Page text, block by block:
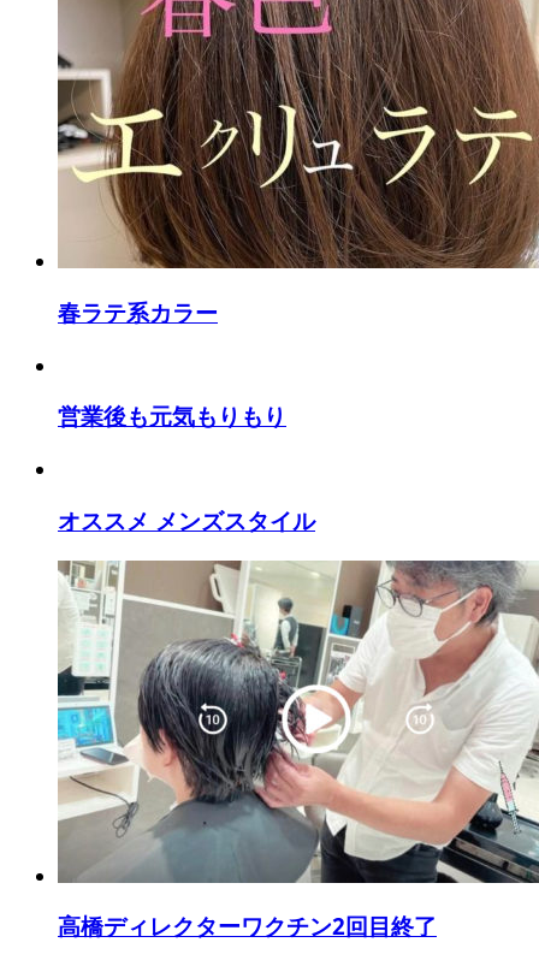
春ラテ系カラー
営業後も元気もりもり
オススメ メンズスタイル
高橋ディレクターワクチン2回目終了